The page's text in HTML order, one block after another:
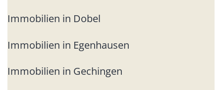
Immobilien in Dobel
Immobilien in Egenhausen
Immobilien in Gechingen